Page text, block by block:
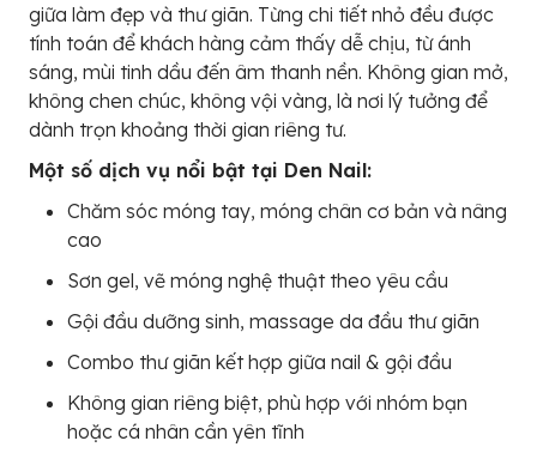
giữa làm đẹp và thư giãn. Từng chi tiết nhỏ đều được
tính toán để khách hàng cảm thấy dễ chịu, từ ánh
sáng, mùi tinh dầu đến âm thanh nền. Không gian mở,
không chen chúc, không vội vàng, là nơi lý tưởng để
dành trọn khoảng thời gian riêng tư.
Một số dịch vụ nổi bật tại Den Nail:
Chăm sóc móng tay, móng chân cơ bản và nâng
cao
Sơn gel, vẽ móng nghệ thuật theo yêu cầu
Gội đầu dưỡng sinh, massage da đầu thư giãn
Combo thư giãn kết hợp giữa nail & gội đầu
Không gian riêng biệt, phù hợp với nhóm bạn
hoặc cá nhân cần yên tĩnh